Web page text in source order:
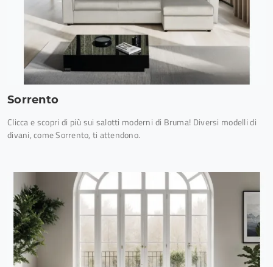
Sorrento
Clicca e scopri di più sui salotti moderni di Bruma! Diversi modelli di
divani, come Sorrento, ti attendono.